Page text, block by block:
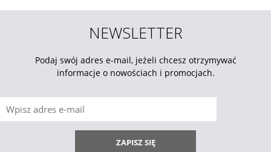
NEWSLETTER
Podaj swój adres e-mail, jeżeli chcesz otrzymywać
informacje o nowościach i promocjach.
ZAPISZ SIĘ